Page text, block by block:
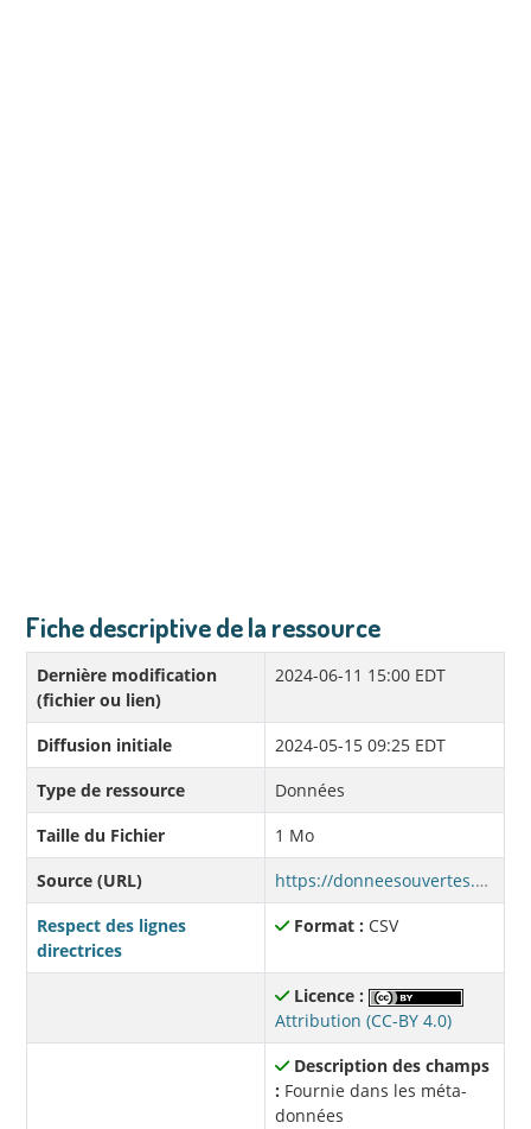
Fiche descriptive de la ressource
Dernière modification
(fichier ou lien)
2024-06-11 15:00 EDT
Diffusion initiale
2024-05-15 09:25 EDT
Type de ressource
Données
Taille du Fichier
1 Mo
Source (URL)
https://donneesouvertes.affmunqc.net/sqeep_2019_2025/consommation_classe_2021.csv
Respect des lignes
directrices
Format : CSV
Licence :
Attribution (CC-BY 4.0)
Description des champs
: Fournie dans les méta-
données